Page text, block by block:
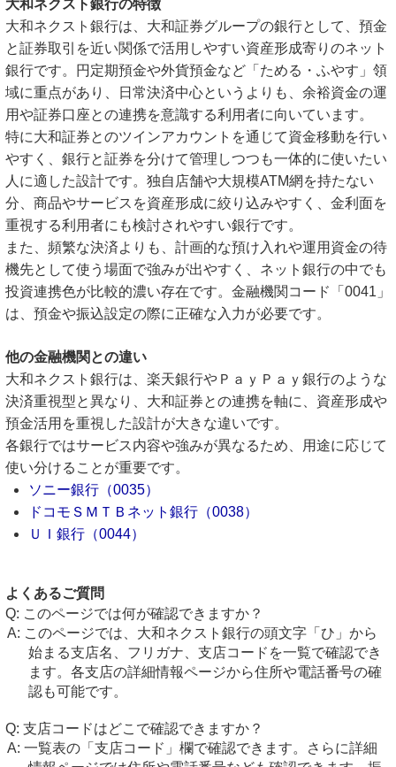
大和ネクスト銀行の特徴
大和ネクスト銀行は、大和証券グループの銀行として、預金
と証券取引を近い関係で活用しやすい資産形成寄りのネット
銀行です。円定期預金や外貨預金など「ためる・ふやす」領
域に重点があり、日常決済中心というよりも、余裕資金の運
用や証券口座との連携を意識する利用者に向いています。
特に大和証券とのツインアカウントを通じて資金移動を行い
やすく、銀行と証券を分けて管理しつつも一体的に使いたい
人に適した設計です。独自店舗や大規模ATM網を持たない
分、商品やサービスを資産形成に絞り込みやすく、金利面を
重視する利用者にも検討されやすい銀行です。
また、頻繁な決済よりも、計画的な預け入れや運用資金の待
機先として使う場面で強みが出やすく、ネット銀行の中でも
投資連携色が比較的濃い存在です。金融機関コード「0041」
は、預金や振込設定の際に正確な入力が必要です。
他の金融機関との違い
大和ネクスト銀行は、楽天銀行やＰａｙＰａｙ銀行のような
決済重視型と異なり、大和証券との連携を軸に、資産形成や
預金活用を重視した設計が大きな違いです。
各銀行ではサービス内容や強みが異なるため、用途に応じて
使い分けることが重要です。
ソニー銀行（0035）
ドコモＳＭＴＢネット銀行（0038）
ＵＩ銀行（0044）
よくあるご質問
このページでは何が確認できますか？
このページでは、大和ネクスト銀行の頭文字「ひ」から
始まる支店名、フリガナ、支店コードを一覧で確認でき
ます。各支店の詳細情報ページから住所や電話番号の確
認も可能です。
支店コードはどこで確認できますか？
一覧表の「支店コード」欄で確認できます。さらに詳細